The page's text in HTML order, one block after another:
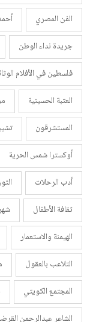
الفن المصري
جريدة نداء الوطن
فلسطين في الأفلام
العتبة الحسينية
المستشرقون
أوكسترا شمس الحرية
أدب الرحلات
ثقافة الأطفال
الهيمنة والاستعمار
التلاعب بالعقول
المجتمع الكويتي
الشاعر عبدالرحمن